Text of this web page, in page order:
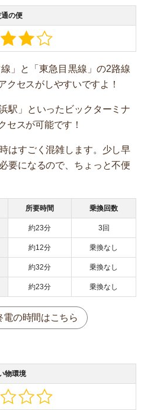
の便
」と「東急目黒線」の2路線
クセスがしやすいですよ！
駅」といったビックターミナ
セスが可能です！
はすごく混雑します。少し早
要になるので、ちょっと不便
所要時間 乗換回数
約23分 3回
約12分 乗換なし
約32分 乗換なし
約23分 乗換なし
電の時間はこちら
物環境